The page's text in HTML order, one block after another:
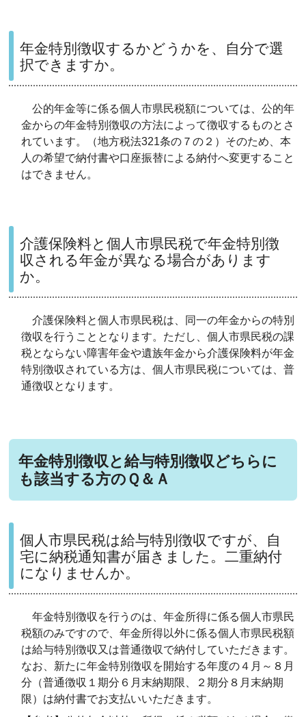
年金特別徴収するかどうかを、自分で選
択できますか。
公的年金等に係る個人市県民税額については、公的年
金からの年金特別徴収の方法によって徴収するものとさ
れています。（地方税法321条の７の２）そのため、本
人の希望で納付書や口座振替による納付へ変更すること
はできません。
介護保険料と個人市県民税で年金特別徴
収される年金が異なる場合があります
か。
介護保険料と個人市県民税は、同一の年金からの特別
徴収を行うこととなります。ただし、個人市県民税の課
税とならない障害年金や遺族年金から介護保険料が年金
特別徴収されている方は、個人市県民税については、普
通徴収となります。
年金特別徴収と給与特別徴収どちらに
も該当する方のＱ＆Ａ
個人市県民税は給与特別徴収ですが、自
宅に納税通知書が届きました。二重納付
になりませんか。
年金特別徴収を行うのは、年金所得に係る個人市県民
税額のみですので、年金所得以外に係る個人市県民税額
は給与特別徴収又は普通徴収で納付していただきます。
なお、新たに年金特別徴収を開始する年度の４月～８月
分（普通徴収１期分６月末納期限、２期分８月末納期
限）は納付書でお支払いいただきます。